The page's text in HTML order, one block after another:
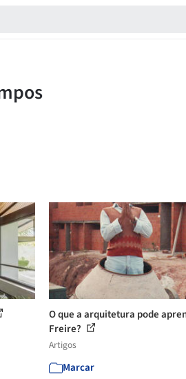
O que a arquitetura pode
Freire?
Artigos
Marcar